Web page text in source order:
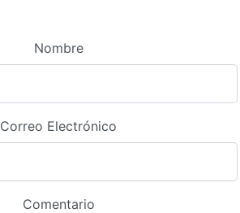
Nombre
Correo Electrónico
Comentario